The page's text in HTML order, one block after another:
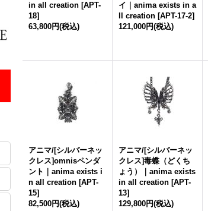
in all creation [APT-
18]
63,800円(税込)
イ｜anima exists in a
ll creation [APT-17-2]
121,000円(税込)
アニマ/[シルバーネッ
クレス]omnisペンダ
ント｜anima exists i
n all creation [APT-
15]
82,500円(税込)
アニマ/[シルバーネッ
クレス]毒蝶（どくち
ょう）｜anima exists
in all creation [APT-
13]
129,800円(税込)